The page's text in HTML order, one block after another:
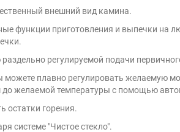
внешний вид камина.
функции приготовления и выпечки на
регулируемой подачи
можете плавно регулировать желаемую
до желаемой температуры с помощью
остатки горения.
системе "Чистое стекло".